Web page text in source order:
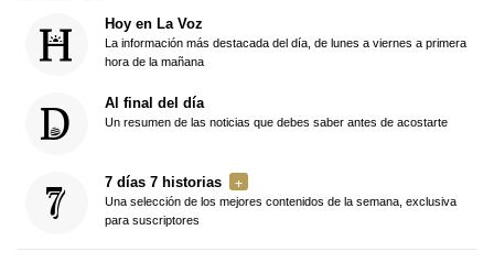
Hoy en La Voz
La información más destacada del día, de lunes a viernes a primera
hora de la mañana
Al final del día
Un resumen de las noticias que debes saber antes de acostarte
7 días 7 historias
Una selección de los mejores contenidos de la semana, exclusiva
para suscriptores